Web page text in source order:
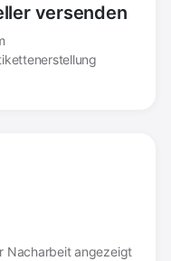
versenden
Nacharbeit angezeigt